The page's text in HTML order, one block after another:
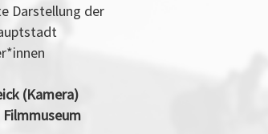
Darstellung der
(Kamera)